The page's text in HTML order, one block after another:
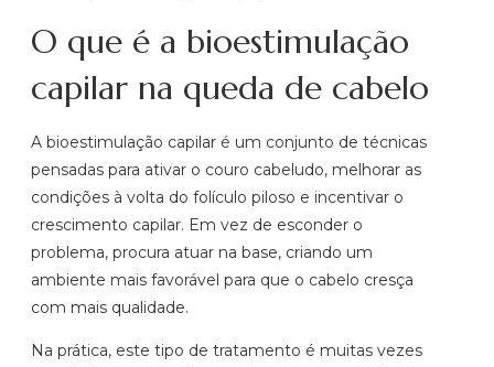
O que é a bioestimulação
capilar na queda de cabelo
A bioestimulação capilar é um conjunto de técnicas
pensadas para ativar o couro cabeludo, melhorar as
condições à volta do folículo piloso e incentivar o
crescimento capilar. Em vez de esconder o
problema, procura atuar na base, criando um
ambiente mais favorável para que o cabelo cresça
com mais qualidade.
Na prática, este tipo de tratamento é muitas vezes